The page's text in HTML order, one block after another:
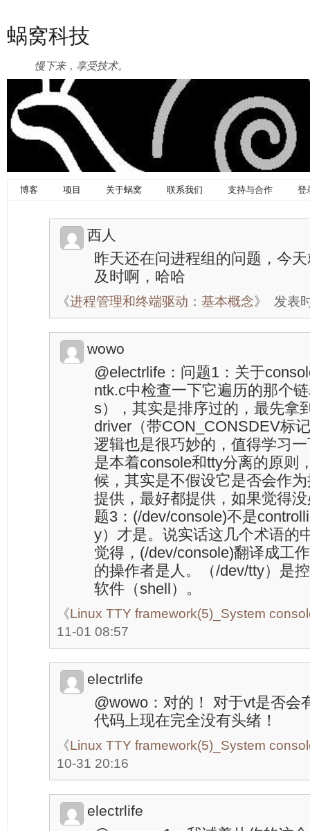
蜗窝科技
慢下来，享受技术。
博客 项目 关于蜗窝 联系我们 支持与合作 登
西人
昨天还在问进程组的问题，今
及时啊，哈哈
《进程管理和终端驱动：基本概念》 发表
wowo
@electrlife：问题1：关于
ntk.c中检查一下它遍历的那个
s），其实是排序过的，最先拿
driver（带CON_CONSDEV标
逻辑也是很巧妙的，值得学习
是本着console和tty分离的原则
候，其实是不假设它是否会作
提供，最好都提供，如果觉得
题3：(/dev/console)不是
y）才是。说实话这几个术语的
觉得，(/dev/console)翻译成工
的操作者是人。（/dev/tty）是
软件（shell）。
《Linux TTY framework(5)_System
11-01 08:57
electrlife
@wowo：对的！ 对于vt是否会
代码上现在完全没有头绪！
《Linux TTY framework(5)_System
10-31 20:16
electrlife